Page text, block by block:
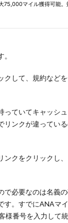
クして、規約など
っていてキャッシ
リンクが違ってい
ンクをクリックし
で必要なのは名義
す。すでにANAマ
様番号を入力して